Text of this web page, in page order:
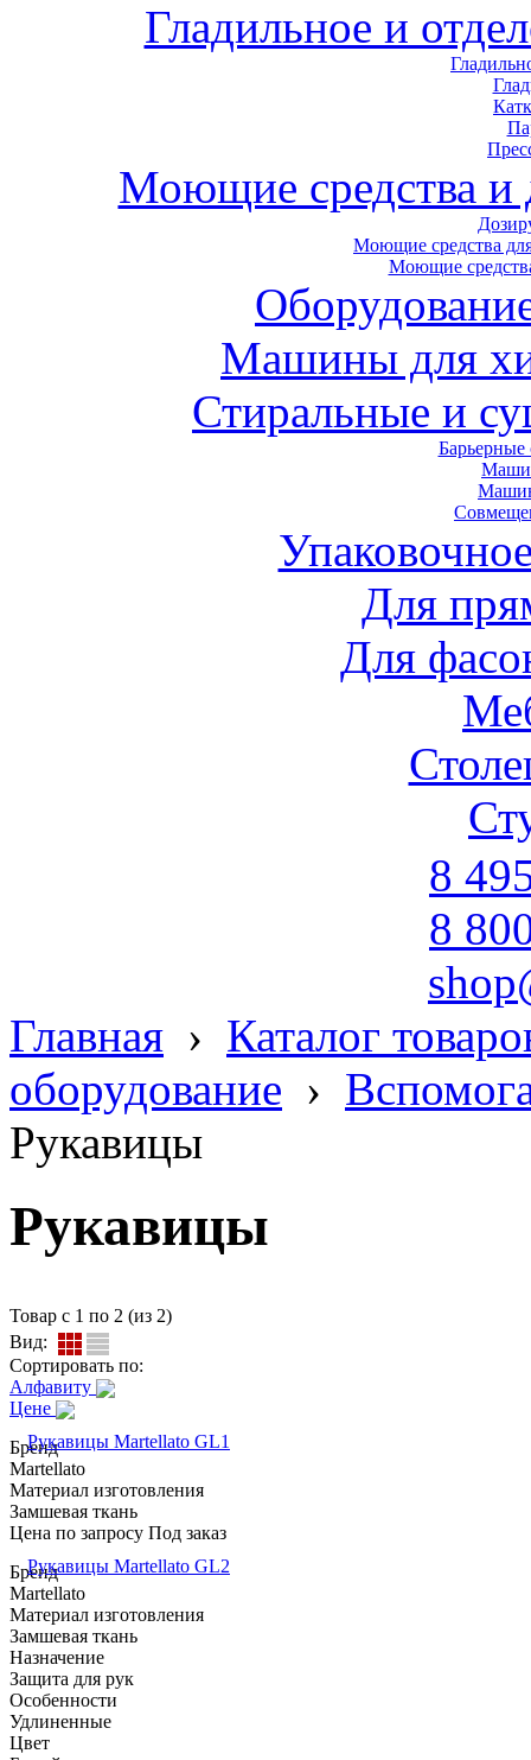
Гладильное и
Моющие средства
Моющие средства
Моющие
Машины для
Стиральные и
Для
Для
8
8
Главная › Каталог
оборудование ›
Рукавицы
Рукавицы
Товар с 1 по 2 (из 2)
Вид:
Сортировать по:
Алфавиту
Цене
Рукавицы Martellato GL1
Бренд
Martellato
Материал изготовления
Замшевая ткань
Цена по запросу Под заказ
Рукавицы Martellato GL2
Бренд
Martellato
Материал изготовления
Замшевая ткань
Назначение
Защита для рук
Особенности
Удлиненные
Цвет